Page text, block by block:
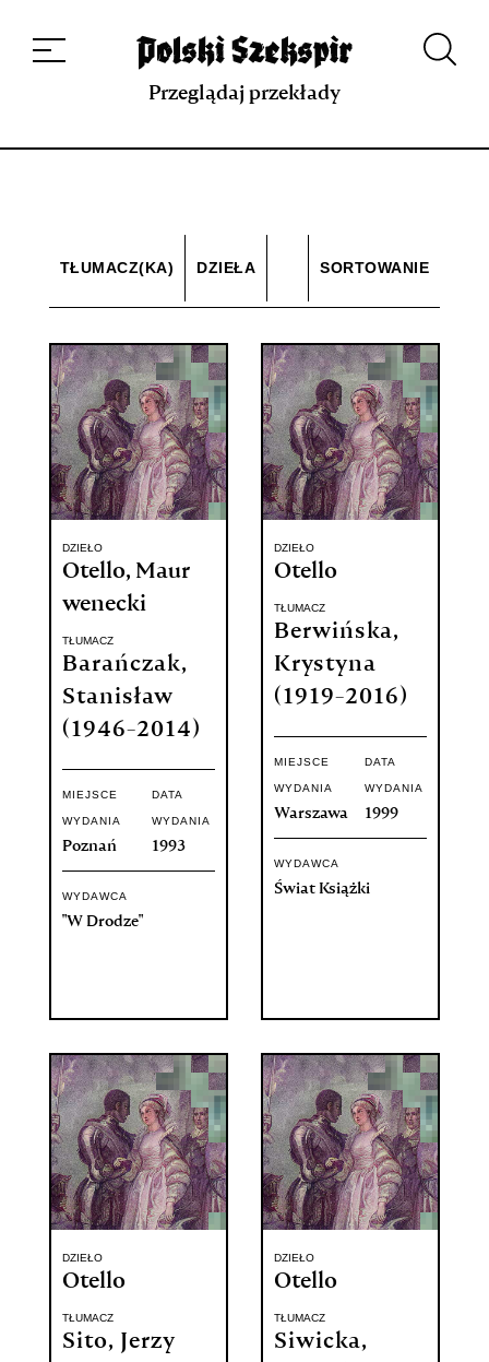
projekcie
Kontakt Indeks strony Aplikacja
Repozytorium XIX w.
Przeglądaj przekłady
TŁUMACZ(KA) DZIEŁA SORTOWANIE
DZIEŁO
Otello, Maur
wenecki
TŁUMACZ
Barańczak,
Stanisław
(1946-2014)
MIEJSCE
WYDANIA
Poznań
DATA
WYDANIA
1993
WYDAWCA
"W Drodze"
DZIEŁO
Otello
TŁUMACZ
Berwińska,
Krystyna
(1919-2016)
MIEJSCE
WYDANIA
Warszawa
DATA
WYDANIA
1999
WYDAWCA
Świat Książki
DZIEŁO
Otello
TŁUMACZ
Sito, Jerzy
DZIEŁO
Otello
TŁUMACZ
Siwicka,